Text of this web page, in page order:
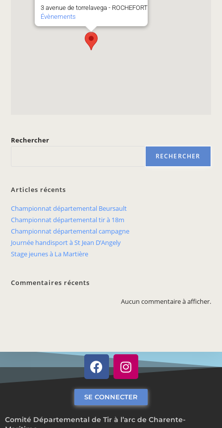
3 avenue de torrelavega - ROCHEFORT
Évènements
Rechercher
RECHERCHER
Articles récents
Championnat départemental Beursault
Championnat départemental tir à 18m
Championnat départemental campagne
Journée handisport à St Jean D’Angely
Stage jeunes à La Martière
Commentaires récents
Aucun commentaire à afficher.
Comité Départemental de Tir à l’arc de Charente-
SE CONNECTER